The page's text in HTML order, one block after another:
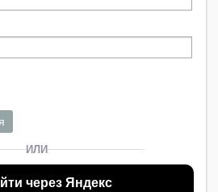
ИЛИ
через Яндекс